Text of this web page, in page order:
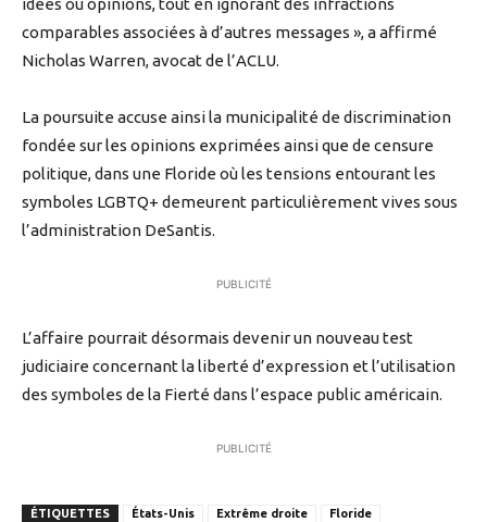
idées ou opinions, tout en ignorant des infractions
comparables associées à d’autres messages », a affirmé
Nicholas Warren, avocat de l’ACLU.
La poursuite accuse ainsi la municipalité de discrimination
fondée sur les opinions exprimées ainsi que de censure
politique, dans une Floride où les tensions entourant les
symboles LGBTQ+ demeurent particulièrement vives sous
l’administration DeSantis.
PUBLICITÉ
L’affaire pourrait désormais devenir un nouveau test
judiciaire concernant la liberté d’expression et l’utilisation
des symboles de la Fierté dans l’espace public américain.
PUBLICITÉ
ÉTIQUETTES États-Unis Extrême droite Floride